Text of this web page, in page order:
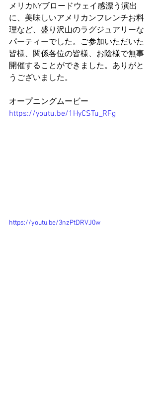
メリカNYブロードウェイ感漂う演出
に、美味しいアメリカンフレンチお料
理など、盛り沢山のラグジュアリーな
パーティーでした。ご参加いただいた
皆様、関係各位の皆様、お陰様で無事
開催することができました。ありがと
うございました。
オープニングムービー
https://youtu.be/1HyCSTu_RFg
https://youtu.be/3nzPtDRVJ0w